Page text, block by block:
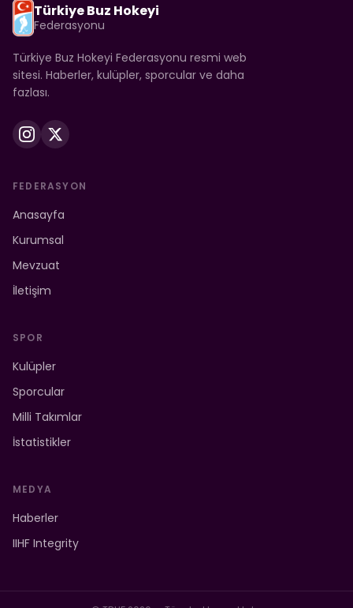
Türkiye Buz Hokeyi
Federasyonu
Türkiye Buz Hokeyi Federasyonu resmi web
sitesi. Haberler, kulüpler, sporcular ve daha
fazlası.
FEDERASYON
Anasayfa
Kurumsal
Mevzuat
İletişim
SPOR
Kulüpler
Sporcular
Milli Takımlar
İstatistikler
MEDYA
Haberler
IIHF Integrity